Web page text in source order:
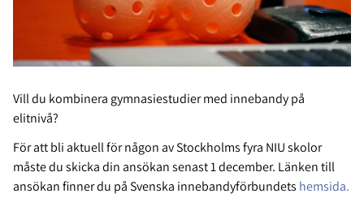
Vill du kombinera gymnasiestudier med innebandy på
elitnivå?
För att bli aktuell för någon av Stockholms fyra NIU skolor
måste du skicka din ansökan senast 1 december. Länken till
ansökan finner du på Svenska innebandyförbundets hemsida.